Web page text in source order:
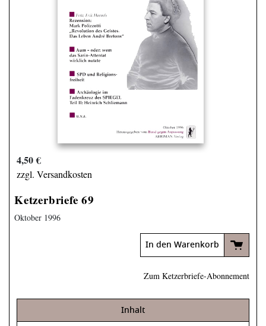
4,50 €
zzgl. Versandkosten
Ketzerbriefe 69
Oktober 1996
In den Warenkorb
Zum Ketzerbriefe-Abonnement
Inhalt